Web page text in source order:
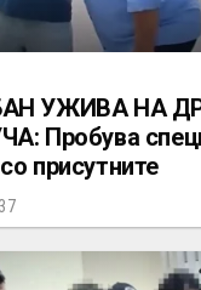
УЖИВА НА
Пробува
присутните